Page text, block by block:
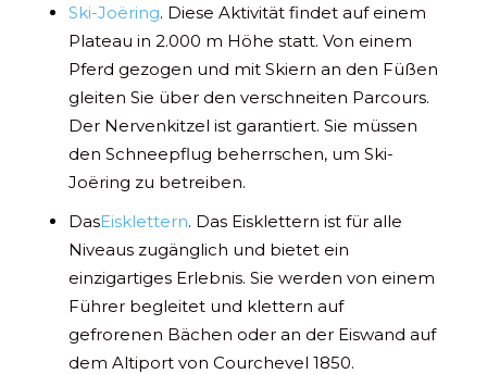
Ski-Joëring. Diese Aktivität findet auf einem
Plateau in 2.000 m Höhe statt. Von einem
Pferd gezogen und mit Skiern an den Füßen
gleiten Sie über den verschneiten Parcours.
Der Nervenkitzel ist garantiert. Sie müssen
den Schneepflug beherrschen, um Ski-
Joëring zu betreiben.
DasEisklettern. Das Eisklettern ist für alle
Niveaus zugänglich und bietet ein
einzigartiges Erlebnis. Sie werden von einem
Führer begleitet und klettern auf
gefrorenen Bächen oder an der Eiswand auf
dem Altiport von Courchevel 1850.